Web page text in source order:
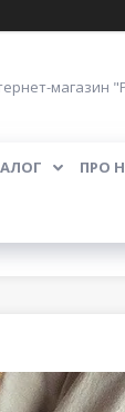
магазин
ПРО